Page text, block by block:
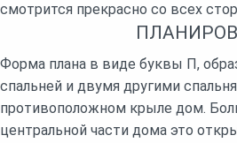
смотрится прекрасно со всех
Форма плана в виде буквы П,
спальней и двумя другими
противоположном крыле дом.
центральной части дома это